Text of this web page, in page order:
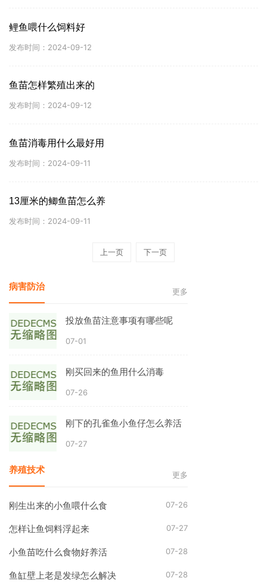
鲤鱼喂什么饲料好
发布时间：2024-09-12
鱼苗怎样繁殖出来的
发布时间：2024-09-12
鱼苗消毒用什么最好用
发布时间：2024-09-11
13厘米的鲫鱼苗怎么养
发布时间：2024-09-11
上一页 下一页
病害防治 更多
投放鱼苗注意事项有哪些呢
07-01
刚买回来的鱼用什么消毒
07-26
刚下的孔雀鱼小鱼仔怎么养活
07-27
养殖技术 更多
刚生出来的小鱼喂什么食 07-26
怎样让鱼饲料浮起来 07-27
小鱼苗吃什么食物好养活 07-28
鱼缸壁上老是发绿怎么解决 07-28